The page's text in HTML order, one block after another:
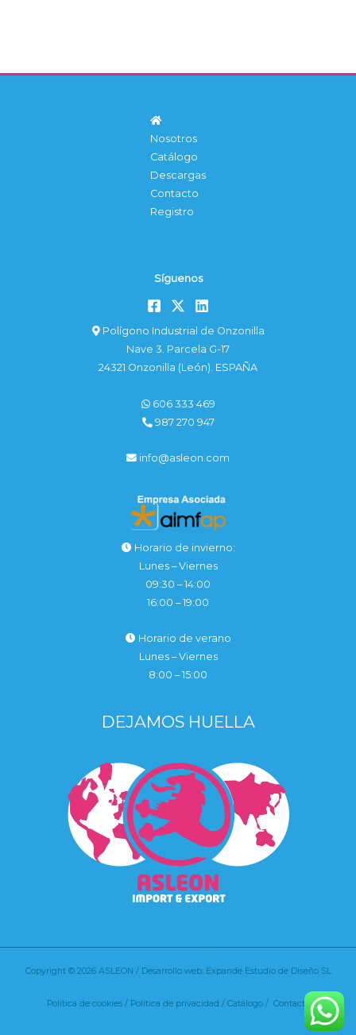
Nosotros
Catálogo
Descargas
Contacto
Registro
Síguenos
Polígono Industrial de Onzonilla
Nave 3. Parcela G-17
24321 Onzonilla (León). ESPAÑA
606 333 469
987 270 947
info@asleon.com
Horario de invierno:
Lunes – Viernes
09:30 – 14:00
16:00 – 19:00
Horario de verano
Lunes – Viernes
8:00 – 15:00
DEJAMOS HUELLA
Copyright © 2026 ASLEON / Desarrollo web: Expande Estudio de Diseño SL
Política de cookies/ Política de privacidad / Catálogo / Contacto